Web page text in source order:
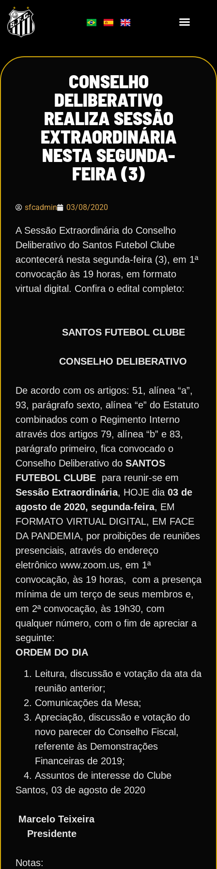
CONSELHO
DELIBERATIVO
REALIZA SESSÃO
EXTRAORDINÁRIA
NESTA SEGUNDA-
FEIRA (3)
sfcadmin 03/08/2020
A Sessão Extraordinária do Conselho
Deliberativo do Santos Futebol Clube
acontecerá nesta segunda-feira (3), em 1ª
convocação às 19 horas, em formato
virtual digital. Confira o edital completo:
SANTOS FUTEBOL CLUBE
CONSELHO DELIBERATIVO
De acordo com os artigos: 51, alínea “a”,
93, parágrafo sexto, alínea “e” do Estatuto
combinados com o Regimento Interno
através dos artigos 79, alínea “b” e 83,
parágrafo primeiro, fica convocado o
Conselho Deliberativo do SANTOS
FUTEBOL CLUBE para reunir-se em
Sessão Extraordinária, HOJE dia 03 de
agosto de 2020, segunda-feira, EM
FORMATO VIRTUAL DIGITAL, EM FACE
DA PANDEMIA, por proibições de reuniões
presenciais, através do endereço
eletrônico www.zoom.us, em 1ª
convocação, às 19 horas, com a presença
mínima de um terço de seus membros e,
em 2ª convocação, às 19h30, com
qualquer número, com o fim de apreciar a
seguinte:
ORDEM DO DIA
Leitura, discussão e votação da ata da
reunião anterior;
Comunicações da Mesa;
Apreciação, discussão e votação do
novo parecer do Conselho Fiscal,
referente às Demonstrações
Financeiras de 2019;
Assuntos de interesse do Clube
Santos, 03 de agosto de 2020
Marcelo Teixeira
Presidente
Notas: